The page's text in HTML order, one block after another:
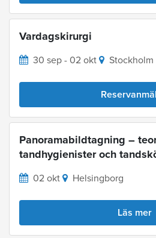
Vardagskirurgi
30 sep - 02 okt Stockholm
Panoramabildtagning –
tandhygienister och
02 okt Helsingborg
Läs mer